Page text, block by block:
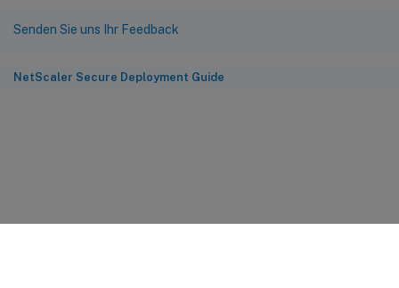
Senden Sie uns Ihr Feedback
NetScaler Secure Deployment Guide